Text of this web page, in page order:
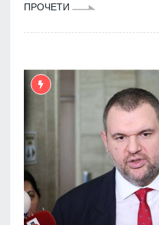
ПРОЧЕТИ